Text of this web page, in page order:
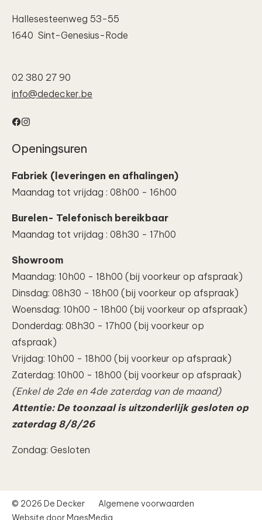
Hallesesteenweg 53-55
1640 Sint-Genesius-Rode
02 380 27 90
info@dedecker.be
Facebook
Openingsuren
Fabriek (leveringen en afhalingen)
Maandag tot vrijdag : 08h00 - 16h00
Burelen- Telefonisch bereikbaar
Maandag tot vrijdag : 08h30 - 17h00
Showroom
Maandag: 10h00 - 18h00 (bij voorkeur op afspraak)
Dinsdag: 08h30 - 18h00 (bij voorkeur op afspraak)
Woensdag: 10h00 - 18h00 (bij voorkeur op afspraak)
Donderdag: 08h30 - 17h00 (bij voorkeur op
afspraak)
Vrijdag: 10h00 - 18h00 (bij voorkeur op afspraak)
Zaterdag: 10h00 - 18h00 (bij voorkeur op afspraak)
(Enkel de 2de en 4de zaterdag van de maand)
Attentie: De toonzaal is uitzonderlijk gesloten op
zaterdag 8/8/26
Zondag: Gesloten
© 2026 De Decker
Algemene voorwaarden
Website door MaesMedia